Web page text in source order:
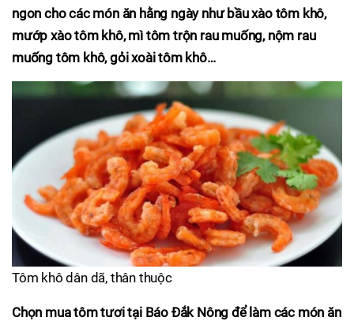
ngon cho các món ăn hằng ngày như bầu xào tôm khô,
mướp xào tôm khô, mì tôm trộn rau muống, nộm rau
muống tôm khô, gỏi xoài tôm khô…
Tôm khô dân dã, thân thuộc
Chọn mua tôm tươi tại Báo Đắk Nông để làm các món ăn